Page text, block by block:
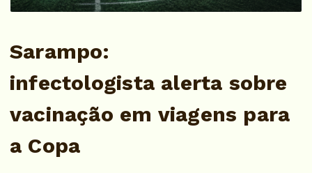
Sarampo:
infectologista alerta sobre
vacinação em viagens para
a Copa